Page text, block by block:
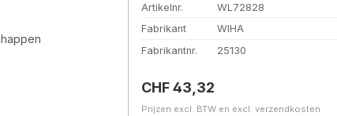
Artikelnr.
WL72828
Fabrikant
WIHA
Fabrikantnr.
25130
Normale prijs:
CHF 43,32
Prijzen excl. BTW en excl. verzendkosten